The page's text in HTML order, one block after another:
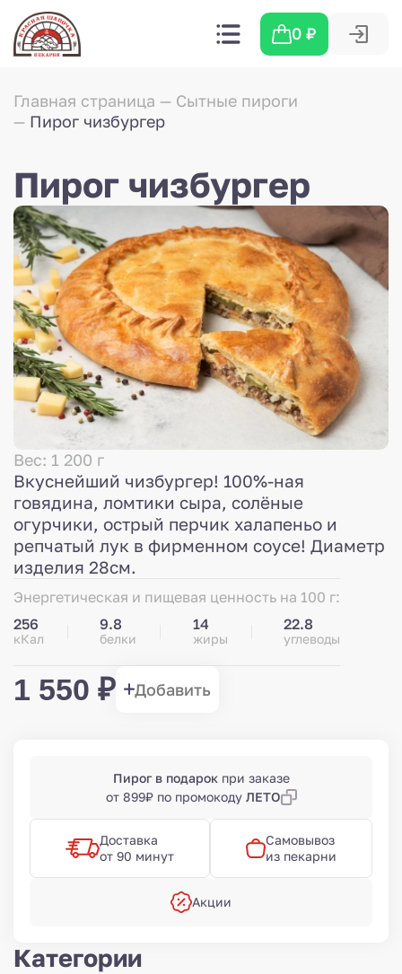
0 ₽
Главная страница
Сытные пироги
Пирог чизбургер
Пирог чизбургер
Вес: 1 200 г
Вкуснейший чизбургер! 100%-ная
говядина, ломтики сыра, солёные
огурчики, острый перчик халапеньо и
репчатый лук в фирменном соусе! Диаметр
изделия 28см.
Энергетическая и пищевая ценность на 100 г:
256
кКал
9.8
белки
14
жиры
22.8
углеводы
1 550 ₽ Добавить
Пирог в подарокпри заказе
от 899₽ по промокоду ЛЕТО
Доставка
от 90 минут
Самовывоз
из пекарни
Акции
Категории